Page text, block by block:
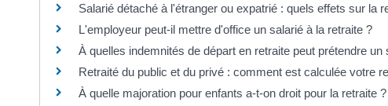
Salarié détaché à l'étranger ou expatrié : quels effets sur la
L'employeur peut-il mettre d'office un salarié à la retraite ?
À quelles indemnités de départ en retraite peut prétendre un
Retraité du public et du privé : comment est calculée votre
À quelle majoration pour enfants a-t-on droit pour la retraite ?